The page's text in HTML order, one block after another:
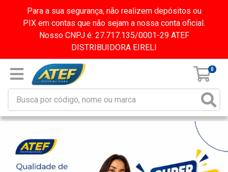
Para a sua segurança, não realizem depósitos ou
PIX em contas que não sejam a nossa conta oficial.
Nosso CNPJ é: 27.717.135/0001-29 ATEF
DISTRIBUIDORA EIRELI
0